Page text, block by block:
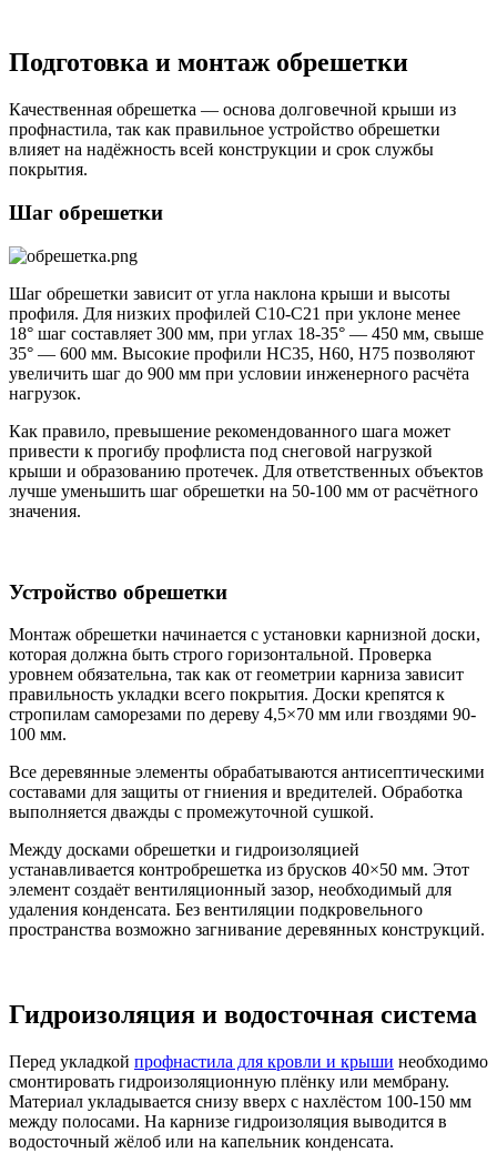
Подготовка и монтаж обрешетки
Качественная обрешетка — основа долговечной крыши из
профнастила, так как правильное устройство обрешетки
влияет на надёжность всей конструкции и срок службы
покрытия.
Шаг обрешетки
Шаг обрешетки зависит от угла наклона крыши и высоты
профиля. Для низких профилей С10-С21 при уклоне менее
18° шаг составляет 300 мм, при углах 18-35° — 450 мм, свыше
35° — 600 мм. Высокие профили НС35, Н60, Н75 позволяют
увеличить шаг до 900 мм при условии инженерного расчёта
нагрузок.
Как правило, превышение рекомендованного шага может
привести к прогибу профлиста под снеговой нагрузкой
крыши и образованию протечек. Для ответственных объектов
лучше уменьшить шаг обрешетки на 50-100 мм от расчётного
значения.
Устройство обрешетки
Монтаж обрешетки начинается с установки карнизной доски,
которая должна быть строго горизонтальной. Проверка
уровнем обязательна, так как от геометрии карниза зависит
правильность укладки всего покрытия. Доски крепятся к
стропилам саморезами по дереву 4,5×70 мм или гвоздями 90-
100 мм.
Все деревянные элементы обрабатываются антисептическими
составами для защиты от гниения и вредителей. Обработка
выполняется дважды с промежуточной сушкой.
Между досками обрешетки и гидроизоляцией
устанавливается контробрешетка из брусков 40×50 мм. Этот
элемент создаёт вентиляционный зазор, необходимый для
удаления конденсата. Без вентиляции подкровельного
пространства возможно загнивание деревянных конструкций.
Гидроизоляция и водосточная система
Перед укладкой профнастила для кровли и крыши необходимо
смонтировать гидроизоляционную плёнку или мембрану.
Материал укладывается снизу вверх с нахлёстом 100-150 мм
между полосами. На карнизе гидроизоляция выводится в
водосточный жёлоб или на капельник конденсата.